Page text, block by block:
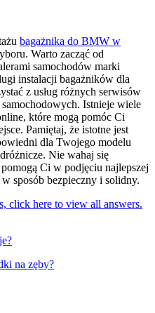
bagażnika do BMW w
Warto zacząć od
samochodów marki
instalacji bagażników dla
z usług różnych serwisów
Istnieje wiele
które mogą pomóc Ci
Pamiętaj, że istotne jest
dla Twojego modelu
Nie wahaj się
Ci w podjęciu najlepszej
sposób bezpieczny i solidny.
click here to view all answers.
na zęby?